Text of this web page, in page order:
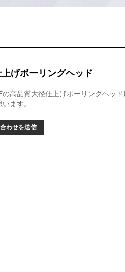
げボーリングヘッド
の高品質大径仕上げボーリングヘッ
ます。
わせを送信